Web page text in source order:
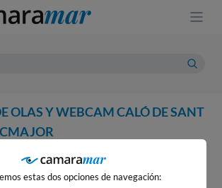
OLAS Y WEBCAM CALÓ DE SANT
PREVISIÓN METEOROLOGÍA
estas dos opciones de navegación: